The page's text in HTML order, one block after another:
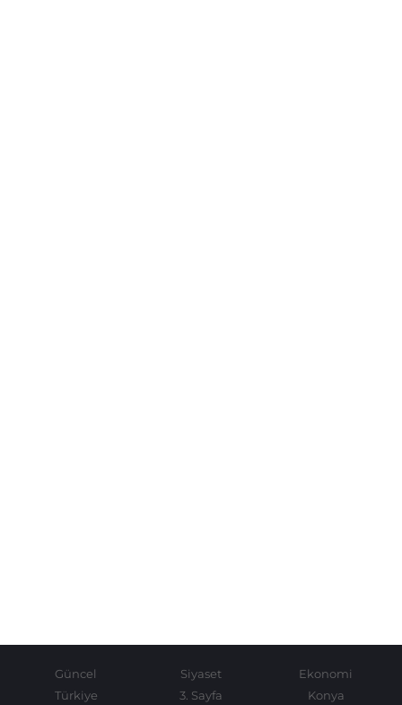
Güncel Siyaset
Ekonomi
Türkiye
3. Sayfa Konya